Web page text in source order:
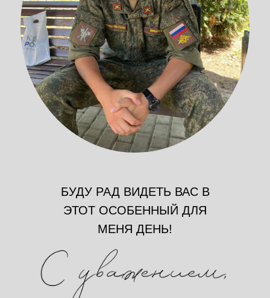
БУДУ РАД ВИДЕТЬ ВАС В
ЭТОТ ОСОБЕННЫЙ ДЛЯ
МЕНЯ ДЕНЬ!